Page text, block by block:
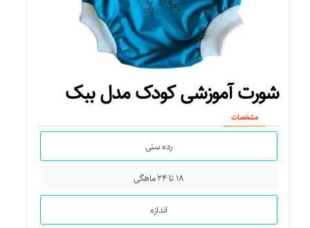
شورت آموزشی کودک مدل ببک
مشخصات
رده سنی
۱۸ تا ۲۴ ماهگی
اندازه